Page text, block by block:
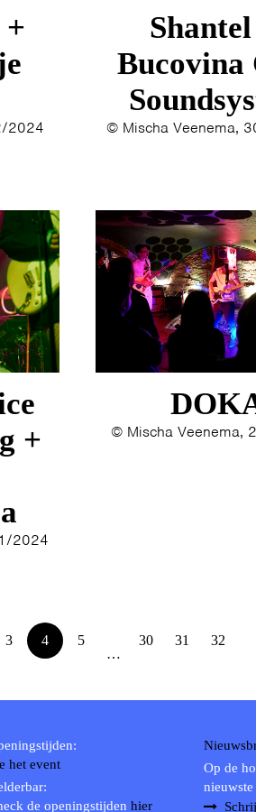
1992
1988
1986
1982
1980
1979
2024
Bucovina
© Mischa Veenema,
+
2024
© Mischa Veenema,
3 4
5
…
30 31 32
het event
de openingstijden hier
Op de